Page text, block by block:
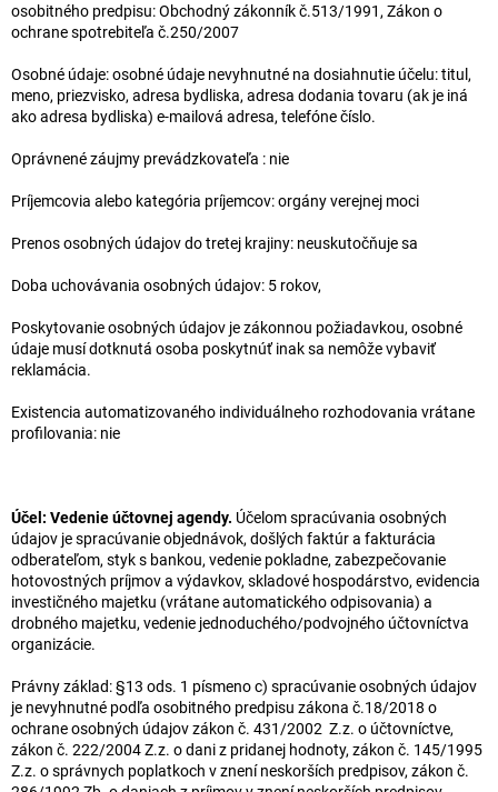
osobitného predpisu: Obchodný zákonník č.513/1991, Zákon o
ochrane spotrebiteľa č.250/2007
Osobné údaje: osobné údaje nevyhnutné na dosiahnutie účelu: titul,
meno, priezvisko, adresa bydliska, adresa dodania tovaru (ak je iná
ako adresa bydliska) e-mailová adresa, telefóne číslo.
Oprávnené záujmy prevádzkovateľa : nie
Príjemcovia alebo kategória príjemcov: orgány verejnej moci
Prenos osobných údajov do tretej krajiny: neuskutočňuje sa
Doba uchovávania osobných údajov: 5 rokov,
Poskytovanie osobných údajov je zákonnou požiadavkou, osobné
údaje musí dotknutá osoba poskytnúť inak sa nemôže vybaviť
reklamácia.
Existencia automatizovaného individuálneho rozhodovania vrátane
profilovania: nie
Účel: Vedenie účtovnej agendy. Účelom spracúvania osobných
údajov je spracúvanie objednávok, došlých faktúr a fakturácia
odberateľom, styk s bankou, vedenie pokladne, zabezpečovanie
hotovostných príjmov a výdavkov, skladové hospodárstvo, evidencia
investičného majetku (vrátane automatického odpisovania) a
drobného majetku, vedenie jednoduchého/podvojného účtovníctva
organizácie.
Právny základ: §13 ods. 1 písmeno c) spracúvanie osobných údajov
je nevyhnutné podľa osobitného predpisu zákona č.18/2018 o
ochrane osobných údajov zákon č. 431/2002 Z.z. o účtovníctve,
zákon č. 222/2004 Z.z. o dani z pridanej hodnoty, zákon č. 145/1995
Z.z. o správnych poplatkoch v znení neskorších predpisov, zákon č.